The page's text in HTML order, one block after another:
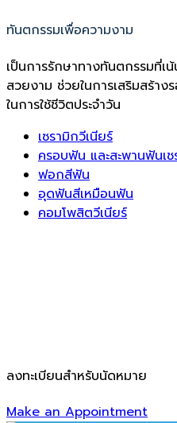
ทันตกรรมเพื่อความงาม
เป็นการรักษาทางทันตกรรมที่เ
สวยงาม ช่วยในการเสริมสร้า
ในการใช้ชีวิตประจำวัน
เซรามิกวีเนียร์
ครอบฟัน และสะพานฟันเ
ฟอกสีฟัน
อุดฟันสีเหมือนฟัน
คอมโพสิตวีเนียร์
ลงทะเบียนสำหรับนัดหมาย
Make an Appointment